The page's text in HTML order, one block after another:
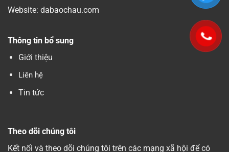
Website: dabaochau.com
Thông tin bổ sung
Giới thiệu
Liên hệ
Tin tức
Theo dõi chúng tôi
Kết nối và theo dõi chúng tôi trên các mạng xã hội để có